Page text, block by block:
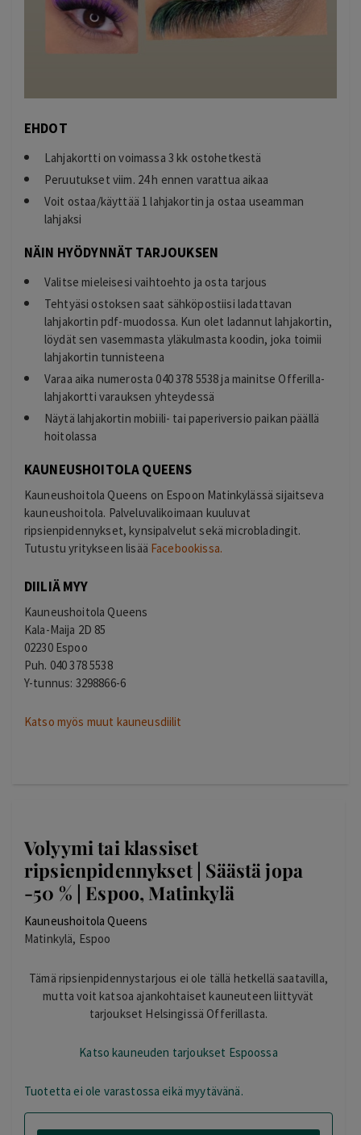
EHDOT
Lahjakortti on voimassa 3 kk ostohetkestä
Peruutukset viim. 24 h ennen varattua aikaa
Voit ostaa/käyttää 1 lahjakortin ja ostaa useamman
lahjaksi
NÄIN HYÖDYNNÄT TARJOUKSEN
Valitse mieleisesi vaihtoehto ja osta tarjous
Tehtyäsi ostoksen saat sähköpostiisi ladattavan
lahjakortin pdf-muodossa. Kun olet ladannut lahjakortin,
löydät sen vasemmasta yläkulmasta koodin, joka toimii
lahjakortin tunnisteena
Varaa aika numerosta 040 378 5538 ja mainitse Offerilla-
lahjakortti varauksen yhteydessä
Näytä lahjakortin mobiili- tai paperiversio paikan päällä
hoitolassa
KAUNEUSHOITOLA QUEENS
Kauneushoitola Queens on Espoon Matinkylässä sijaitseva
kauneushoitola. Palveluvalikoimaan kuuluvat
ripsienpidennykset, kynsipalvelut sekä microbladingit.
Tutustu yritykseen lisää Facebookissa.
DIILIÄ MYY
Kauneushoitola Queens
Kala-Maija 2D 85
02230 Espoo
Puh. 040 378 5538
Y-tunnus: 3298866-6
Katso myös muut kauneusdiilit
Volyymi tai klassiset
ripsienpidennykset | Säästä jopa
-50 % | Espoo, Matinkylä
Kauneushoitola Queens
Matinkylä, Espoo
Tämä ripsienpidennystarjous ei ole tällä hetkellä saatavilla,
mutta voit katsoa ajankohtaiset kauneuteen liittyvät
tarjoukset Helsingissä Offerillasta.
Katso kauneuden tarjoukset Espoossa
Tuotetta ei ole varastossa eikä myytävänä.